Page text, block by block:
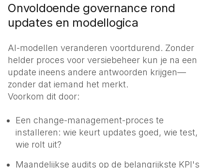
Onvoldoende governance rond
updates en modellogica
AI-modellen veranderen voortdurend. Zonder
helder proces voor versiebeheer kun je na een
update ineens andere antwoorden krijgen—
zonder dat iemand het merkt.
Voorkom dit door:
Een change-management-proces te
installeren: wie keurt updates goed, wie test,
wie rolt uit?
Maandelijkse audits op de belangrijkste KPI's